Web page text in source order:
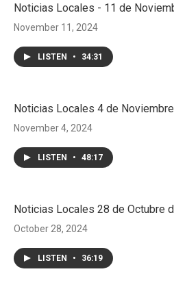
Noticias Locales - 11 de
November 11, 2024
LISTEN • 34:31
Noticias Locales 4 de
November 4, 2024
LISTEN • 48:17
Noticias Locales 28 de Octubre
October 28, 2024
LISTEN • 36:19